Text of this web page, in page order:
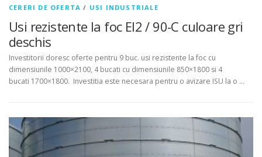
CERERI DE OFERTA / USI INDUSTRIALE
Usi rezistente la foc EI2 / 90-C culoare gri
deschis
Investitorii doresc oferte pentru 9 buc. usi rezistente la foc cu
dimensiunile 1000×2100, 4 bucati cu dimensiunile 850×1800 si 4
bucati 1700×1800. Investitia este necesara pentru o avizare ISU la o …